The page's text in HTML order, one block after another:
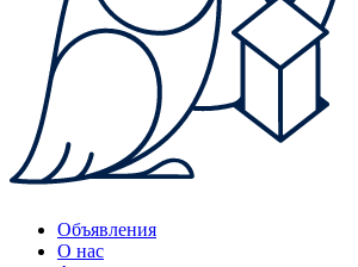
Объявления
О нас